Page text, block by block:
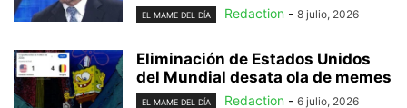
EL MAME DEL DÍA Redaction - 8 julio, 2026
Eliminación de Estados Unidos
del Mundial desata ola de memes
EL MAME DEL DÍA Redaction - 6 julio, 2026